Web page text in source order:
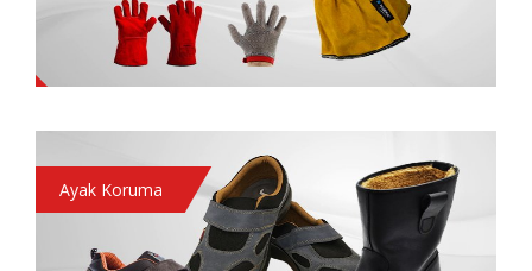
Ayak Koruma